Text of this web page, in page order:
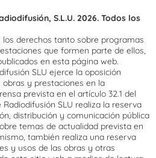
S.L.U. 2026. Todos los
derechos tanto sobre programas
que formen parte de ellos,
en esta página web.
SLU ejerce la oposición
y prestaciones en la
prevista en el artículo 32.1 del
Radiodifusión SLU realiza la reserva
distribución y comunicación pública
temas de actualidad prevista en
también realiza una reserva
y usos de las obras y otras